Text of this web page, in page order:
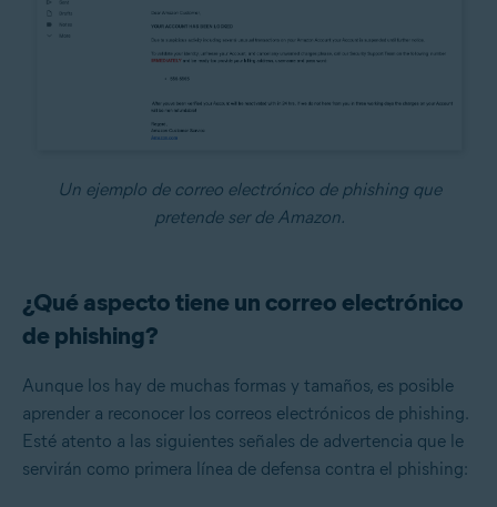
Un ejemplo de correo electrónico de phishing que
pretende ser de Amazon.
¿Qué aspecto tiene un correo electrónico
de phishing?
Aunque los hay de muchas formas y tamaños, es posible
aprender a reconocer los correos electrónicos de phishing.
Esté atento a las siguientes señales de advertencia que le
servirán como primera línea de defensa contra el phishing: